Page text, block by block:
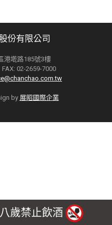
份有限公司
港墘路185號3樓
02-2659-7000
by 展昭國際企業
歲禁止飲酒